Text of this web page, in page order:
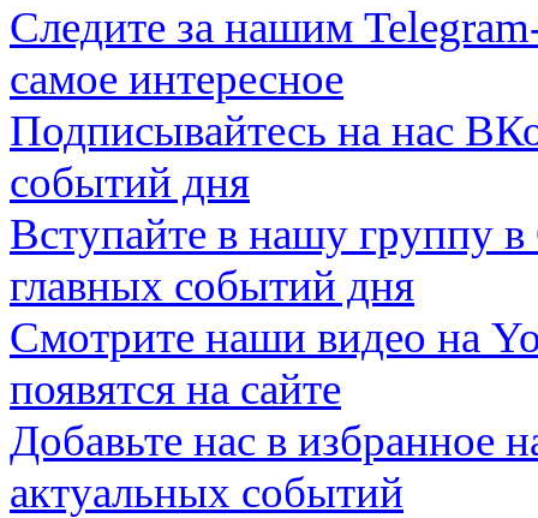
Следите за нашим
самое интересное
Подписывайтесь на нас
событий дня
Вступайте в нашу группу в
главных событий дня
Смотрите наши видео на
появятся на сайте
Добавьте нас в избранное
актуальных событий